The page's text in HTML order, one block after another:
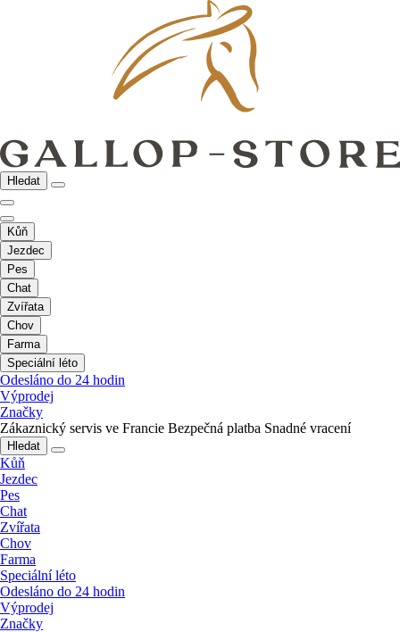
Hledat
Kůň
Jezdec
Pes
Chat
Zvířata
Chov
Farma
Speciální léto
Odesláno do 24 hodin
Výprodej
Značky
Zákaznický servis ve Francie Bezpečná platba Snadné vracení
Hledat
Kůň
Jezdec
Pes
Chat
Zvířata
Chov
Farma
Speciální léto
Odesláno do 24 hodin
Výprodej
Značky